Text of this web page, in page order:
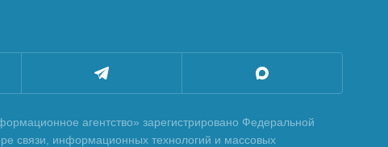
агентство» зарегистрировано Федеральной
связи, информационных технологий и массовых